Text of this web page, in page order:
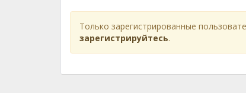
Только зарегистрированные
зарегистрируйтесь.